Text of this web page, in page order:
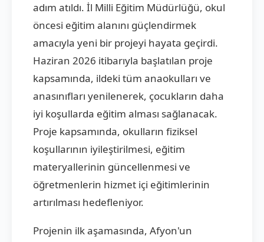
adım atıldı. İl Milli Eğitim Müdürlüğü, okul
öncesi eğitim alanını güçlendirmek
amacıyla yeni bir projeyi hayata geçirdi.
Haziran 2026 itibarıyla başlatılan proje
kapsamında, ildeki tüm anaokulları ve
anasınıfları yenilenerek, çocukların daha
iyi koşullarda eğitim alması sağlanacak.
Proje kapsamında, okulların fiziksel
koşullarının iyileştirilmesi, eğitim
materyallerinin güncellenmesi ve
öğretmenlerin hizmet içi eğitimlerinin
artırılması hedefleniyor.
Projenin ilk aşamasında, Afyon'un